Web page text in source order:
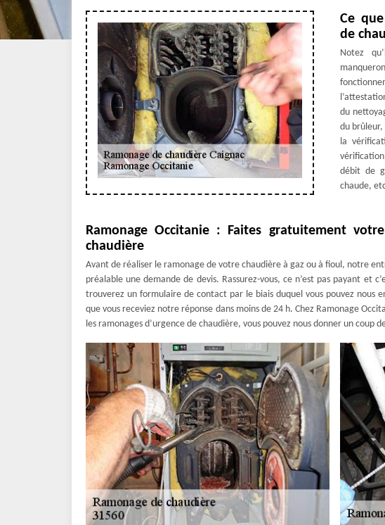
Ce
de
Notez
du
du
la
débit de
chaude,
Ramonage Occitanie : Faites gratuitement
chaudière
Avant de réaliser le ramonage de votre chaudière à gaz ou à fioul, notre
préalable une demande de devis. Rassurez-vous, ce n’est pas payant et
trouverez un formulaire de contact par le biais duquel vous pouvez nous
que vous receviez notre réponse dans moins de 24 h. Chez Ramonage
les ramonages d’urgence de chaudière, vous pouvez nous donner un coup